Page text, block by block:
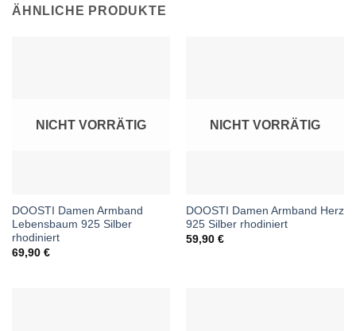
ÄHNLICHE PRODUKTE
NICHT VORRÄTIG
DOOSTI Damen Armband
Lebensbaum 925 Silber
rhodiniert
69,90 €
NICHT VORRÄTIG
DOOSTI Damen Armband Herz
925 Silber rhodiniert
59,90 €